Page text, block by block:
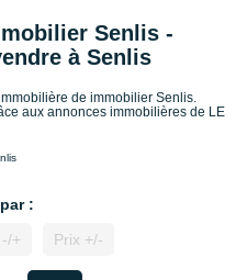
Senlis -
à Senlis
de immobilier Senlis.
aux annonces immobilières de LE
:
+ Prix +/-